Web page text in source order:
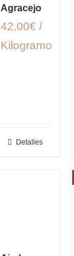
Agracejo
42,00€ /
Kilogramo
Detalles